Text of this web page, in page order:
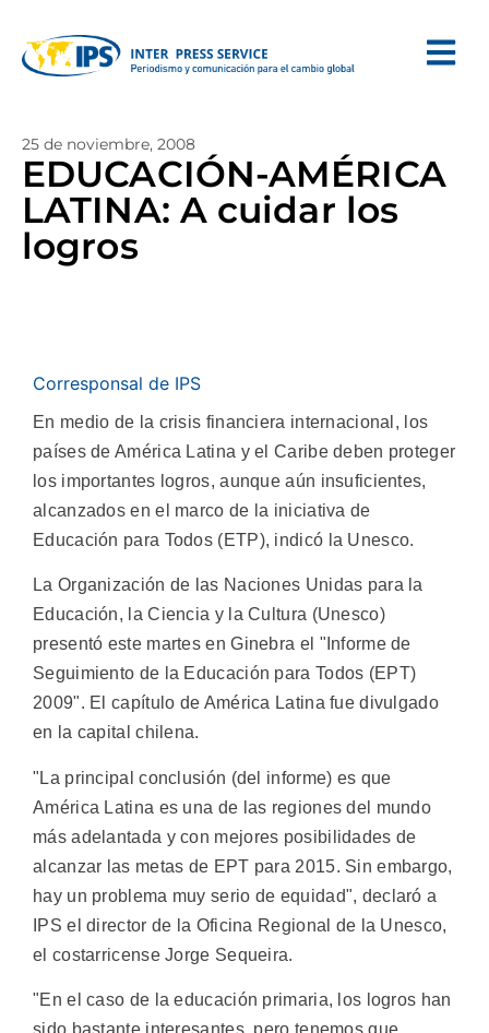
25 de noviembre, 2008
EDUCACIÓN-AMÉRICA
LATINA: A cuidar los
logros
Corresponsal de IPS
En medio de la crisis financiera internacional, los
países de América Latina y el Caribe deben proteger
los importantes logros, aunque aún insuficientes,
alcanzados en el marco de la iniciativa de
Educación para Todos (ETP), indicó la Unesco.
La Organización de las Naciones Unidas para la
Educación, la Ciencia y la Cultura (Unesco)
presentó este martes en Ginebra el "Informe de
Seguimiento de la Educación para Todos (EPT)
2009". El capítulo de América Latina fue divulgado
en la capital chilena.
"La principal conclusión (del informe) es que
América Latina es una de las regiones del mundo
más adelantada y con mejores posibilidades de
alcanzar las metas de EPT para 2015. Sin embargo,
hay un problema muy serio de equidad", declaró a
IPS el director de la Oficina Regional de la Unesco,
el costarricense Jorge Sequeira.
"En el caso de la educación primaria, los logros han